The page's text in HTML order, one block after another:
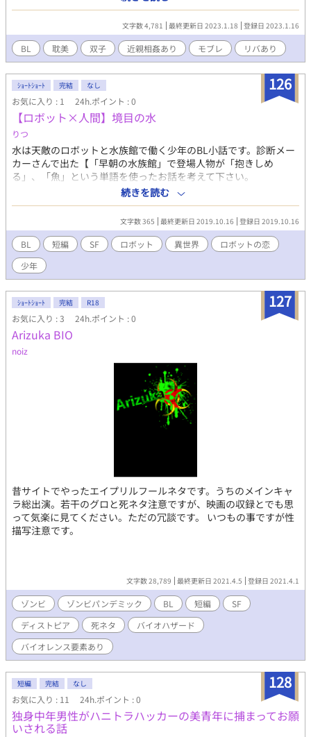
現がございます。ご注意ください。 ベッドシーンは匂わせ程度で
文字数 4,781 最終更新日 2023.1.18 登録日 2023.1.16
BL 耽美 双子 近親相姦あり モブレ リバあり
126
ｼｮｰﾄｼｮｰﾄ 完結 なし
お気に入り : 1 24h.ポイント : 0
【ロボット×人間】境目の水
りつ
水は天敵のロボットと水族館で働く少年のBL小話です。診断メー
カーさんで出た【「早朝の水族館」で登場人物が「抱きしめ
る」、「魚」という単語を使ったお話を考えて下さい。
http://shindanmaker.com/28927 #rendai】をもとに書きまし
た。
続きを読む
文字数 365 最終更新日 2019.10.16 登録日 2019.10.16
BL 短編 SF ロボット 異世界
ロボットの恋
少年
127
ｼｮｰﾄｼｮｰﾄ 完結 R18
お気に入り : 3 24h.ポイント : 0
Arizuka BIO
noiz
昔サイトでやったエイプリルフールネタです。うちのメインキャ
ラ総出演。若干のグロと死ネタ注意ですが、映画の収録とでも思
って気楽に見てください。ただの冗談です。 いつもの事ですが性
描写注意です。
文字数 28,789 最終更新日 2021.4.5 登録日 2021.4.1
ゾンビ ゾンビパンデミック BL 短編
SF
ディストピア
死ネタ
バイオハザード
バイオレンス要素あり
128
短編 完結 なし
お気に入り : 11 24h.ポイント : 0
独身中年男性がハニトラハッカーの美青年に捕まってお願
いされる話